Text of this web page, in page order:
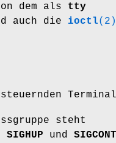
dem als tty
auch die ioctl(2)
Terminal
steht
SIGHUP und SIGCONT